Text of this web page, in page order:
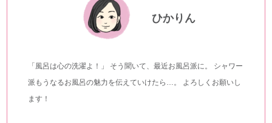
ひかりん
「風呂は心の洗濯よ！」 そう聞いて、最近お風呂派に。 シャワー
派もうなるお風呂の魅力を伝えていけたら…。 よろしくお願いし
ます！